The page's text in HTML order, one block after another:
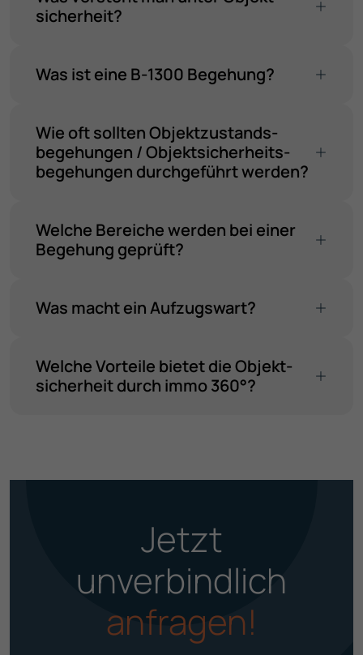
sicherheit?
Was ist eine B-1300 Begehung?
Wie oft sollten Objekt­zustands­
begehungen / Objekt­sicherheits­
begehungen durchgeführt werden?
Welche Bereiche werden bei einer
Begehung geprüft?
Was macht ein Aufzugswart?
Welche Vorteile bietet die Objekt­
sicherheit durch immo 360°?
Jetzt
unverbindlich
anfragen!